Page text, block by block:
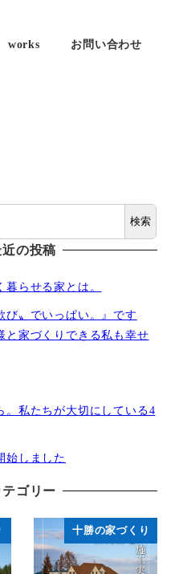
works お問い合わせ
検索
の投稿
らせる家とは。
び〟でいっぱい。』です
と家づくりできる私も幸せ
。私たちが大切にしている4
始しました
テゴリー
十勝の家づくり